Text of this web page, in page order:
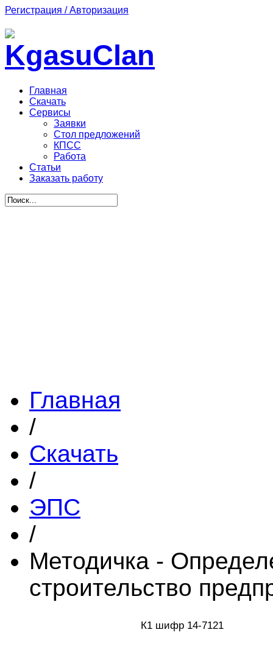
Регистрация / Авторизация
Главная
Скачать
Сервисы
Заявки
Стол предложений
КПСС
Работа
Статьи
Заказать работу
Главная
/
Скачать
/
ЭПС
/
Методичка -
строительство
К1 шифр 14-7121